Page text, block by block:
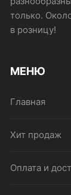
только.
в розницу!
МЕНЮ
Главная
Хит продаж
Оплата и